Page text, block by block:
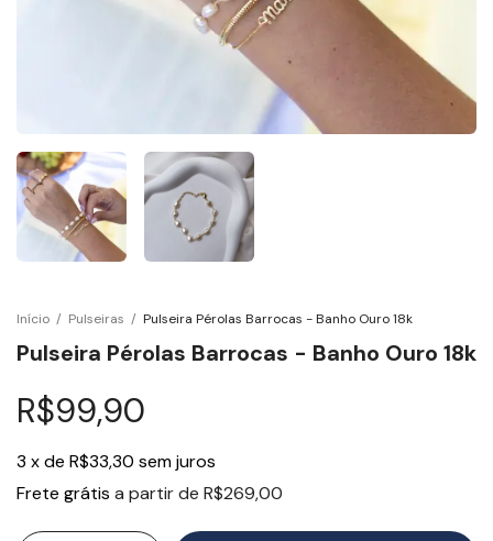
Início / Pulseiras / Pulseira Pérolas Barrocas - Banho Ouro 18k
Pulseira Pérolas Barrocas - Banho Ouro 18k
R$99,90
3 xde R$33,30 sem juros
Frete grátis a partir de R$269,00